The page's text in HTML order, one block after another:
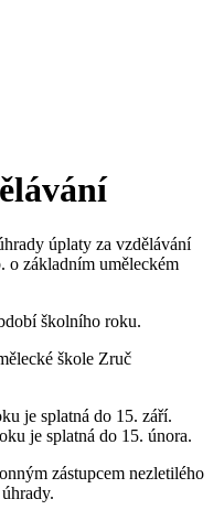
úplaty za vzdělávání
o základním uměleckém
školního roku.
škole Zruč
je splatná do 15. září.
je splatná do 15. února.
zástupcem nezletilého